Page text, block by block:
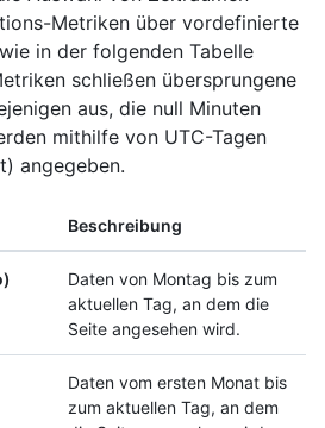
Metriken über vordefinierte
in der folgenden Tabelle
schließen übersprungene
aus, die null Minuten
mithilfe von UTC-Tagen
angegeben.
Beschreibung
Daten von Montag bis zum
aktuellen Tag, an dem die
Seite angesehen wird.
Daten vom ersten Monat bis
zum aktuellen Tag, an dem